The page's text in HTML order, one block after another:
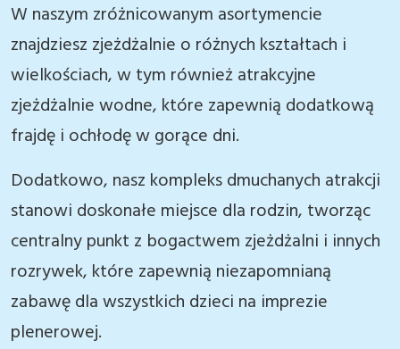
W naszym zróżnicowanym asortymencie
znajdziesz zjeżdżalnie o różnych kształtach i
wielkościach, w tym również atrakcyjne
zjeżdżalnie wodne, które zapewnią dodatkową
frajdę i ochłodę w gorące dni.
Dodatkowo, nasz kompleks dmuchanych atrakcji
stanowi doskonałe miejsce dla rodzin, tworząc
centralny punkt z bogactwem zjeżdżalni i innych
rozrywek, które zapewnią niezapomnianą
zabawę dla wszystkich dzieci na imprezie
plenerowej.